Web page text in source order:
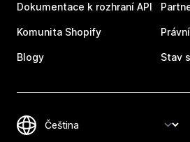
Dokumentace k rozhraní API
Komunita Shopify
Blogy Stav